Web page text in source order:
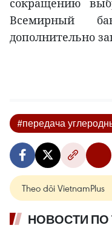
сокращению
Всемирный
дополнительно
#передача
Theo dõi VietnamPlus
НОВОСТИ ПО